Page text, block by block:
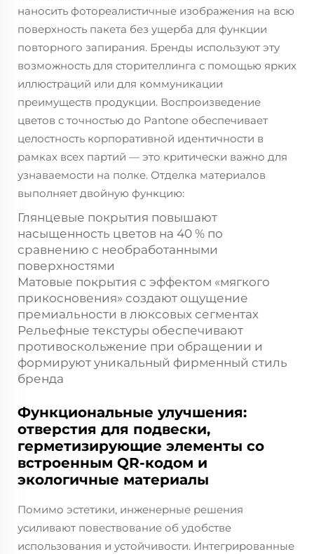
наносить фотореалистичные изображения на всю
поверхность пакета без ущерба для функции
повторного запирания. Бренды используют эту
возможность для сторителлинга с помощью ярких
иллюстраций или для коммуникации
преимуществ продукции. Воспроизведение
цветов с точностью до Pantone обеспечивает
целостность корпоративной идентичности в
рамках всех партий — это критически важно для
узнаваемости на полке. Отделка материалов
выполняет двойную функцию:
Глянцевые покрытия повышают
насыщенность цветов на 40 % по
сравнению с необработанными
поверхностями
Матовые покрытия с эффектом «мягкого
прикосновения» создают ощущение
премиальности в люксовых сегментах
Рельефные текстуры обеспечивают
противоскольжение при обращении и
формируют уникальный фирменный стиль
бренда
Функциональные улучшения:
отверстия для подвески,
герметизирующие элементы со
встроенным QR-кодом и
экологичные материалы
Помимо эстетики, инженерные решения
усиливают повествование об удобстве
использования и устойчивости. Интегрированные